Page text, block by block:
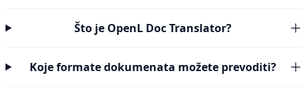
Što je OpenL Doc Translator?
Koje formate dokumenata možete prevoditi?